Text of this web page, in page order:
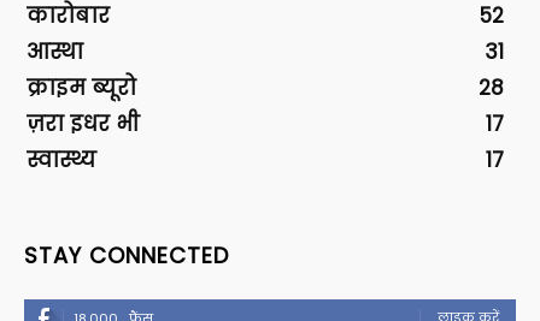
कारोबार
52
आस्था
31
क्राइम ब्यूरो
28
ज़रा इधर भी
17
स्वास्थ्य
17
STAY CONNECTED